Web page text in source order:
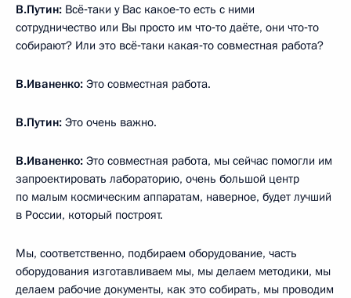
В.Путин: Всё‑таки у Вас какое‑то есть с ними
сотрудничество или Вы просто им что‑то даёте, они что‑то
собирают? Или это всё‑таки какая‑то совместная работа?
В.Иваненко: Это совместная работа.
В.Путин: Это очень важно.
В.Иваненко: Это совместная работа, мы сейчас помогли им
запроектировать лабораторию, очень большой центр
по малым космическим аппаратам, наверное, будет лучший
в России, который построят.
Мы, соответственно, подбираем оборудование, часть
оборудования изготавливаем мы, мы делаем методики, мы
делаем рабочие документы, как это собирать, мы проводим